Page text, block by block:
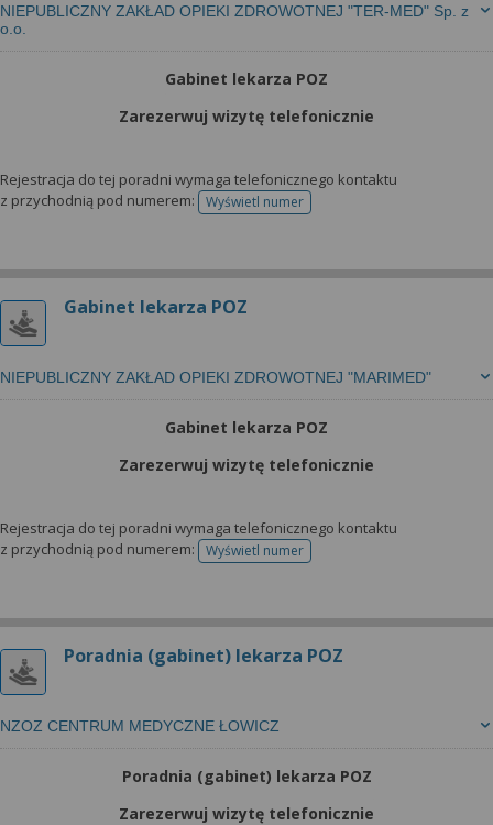
NIEPUBLICZNY ZAKŁAD OPIEKI ZDROWOTNEJ "TER-MED" Sp. z
o.o.
Gabinet lekarza POZ
Zarezerwuj wizytę telefonicznie
Rejestracja do tej poradni wymaga telefonicznego kontaktu
z przychodnią pod numerem:
Wyświetl numertelefonu do rejestracji
Gabinet lekarza POZ
NIEPUBLICZNY ZAKŁAD OPIEKI ZDROWOTNEJ "MARIMED"
Gabinet lekarza POZ
Zarezerwuj wizytę telefonicznie
Rejestracja do tej poradni wymaga telefonicznego kontaktu
z przychodnią pod numerem:
Wyświetl numertelefonu do rejestracji
Poradnia (gabinet) lekarza POZ
NZOZ CENTRUM MEDYCZNE ŁOWICZ
Poradnia (gabinet) lekarza POZ
Zarezerwuj wizytę telefonicznie